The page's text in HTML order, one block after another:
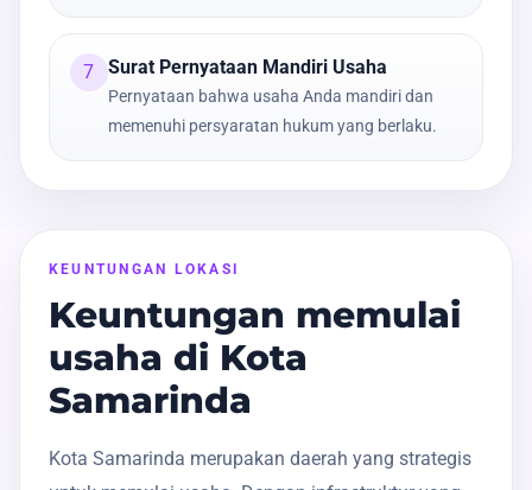
7 Surat Pernyataan Mandiri Usaha
Pernyataan bahwa usaha Anda mandiri dan
memenuhi persyaratan hukum yang berlaku.
KEUNTUNGAN LOKASI
Keuntungan memulai
usaha di Kota
Samarinda
Kota Samarinda merupakan daerah yang strategis